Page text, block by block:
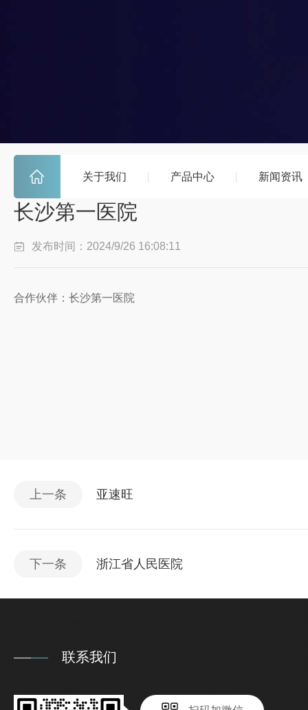
关于我们 产品中心 新闻资讯
长沙第一医院
发布时间：2024/9/26 16:08:11
合作伙伴：长沙第一医院
上一条 亚速旺
下一条 浙江省人民医院
联系我们